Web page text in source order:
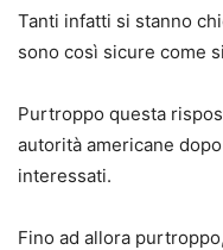
Tanti infatti si stanno
sono così sicure come
Purtroppo questa
autorità americane
interessati.
Fino ad allora